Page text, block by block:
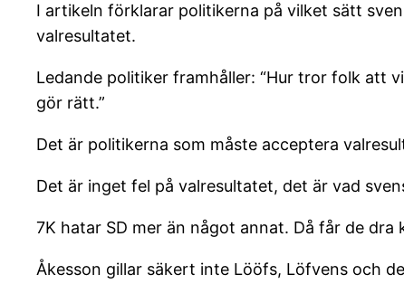
I artikeln förklarar politikerna på vilket sätt
valresultatet.
Ledande politiker framhåller: “Hur tror folk att
gör rätt.”
Det är politikerna som måste acceptera
Det är inget fel på valresultatet, det är vad
7K hatar SD mer än något annat. Då får de
Åkesson gillar säkert inte Lööfs, Löfvens och